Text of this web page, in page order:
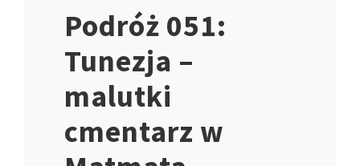
Podróż 051:
Tunezja –
malutki
cmentarz w